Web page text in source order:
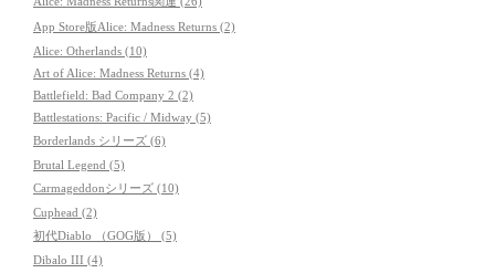
App Store版Alice: Madness Returns (2)
Alice: Otherlands (10)
Art of Alice: Madness Returns (4)
Battlefield: Bad Company 2 (2)
Battlestations: Pacific / Midway (5)
Borderlands シリーズ (6)
Brutal Legend (5)
Carmageddonシリーズ (10)
Cuphead (2)
初代Diablo （GOG版） (5)
Dibalo III (4)